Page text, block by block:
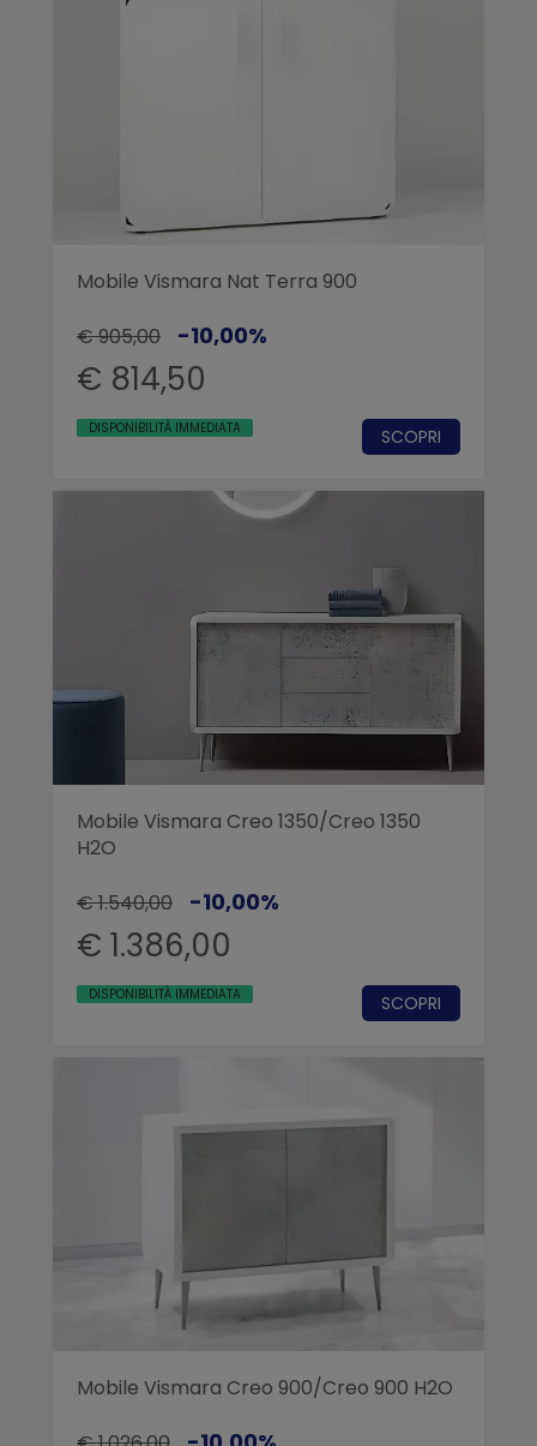
Mobile Vismara Nat Terra 900
€ 905,00
-10,00%
€ 814,50
DISPONIBILITÀ IMMEDIATA SCOPRI
Mobile Vismara Creo 1350/Creo 1350
H2O
€ 1.540,00
-10,00%
€ 1.386,00
DISPONIBILITÀ IMMEDIATA SCOPRI
Mobile Vismara Creo 900/Creo 900 H2O